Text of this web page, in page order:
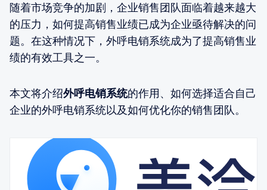
随着市场竞争的加剧，企业销售团队面临着越来越大
的压力，如何提高销售业绩已成为企业亟待解决的问
题。在这种情况下，外呼电销系统成为了提高销售业
绩的有效工具之一。
本文将介绍外呼电销系统的作用、如何选择适合自己
企业的外呼电销系统以及如何优化你的销售团队。